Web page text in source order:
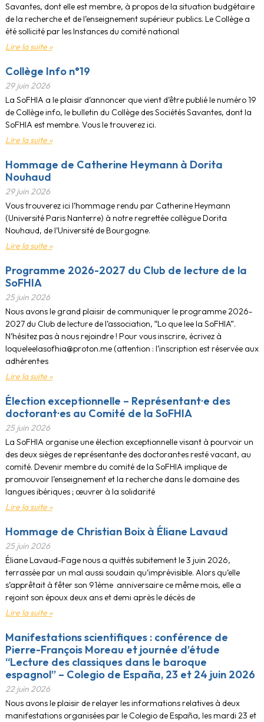
Savantes, dont elle est membre, à propos de la situation budgétaire
de la recherche et de l’enseignement supérieur publics. Le Collège a
été sollicité par les Instances du comité national
Lire la suite »
Collège Info n°19
29 juin 2026
La SoFHIA a le plaisir d’annoncer que vient d’être publié le numéro 19
de Collège info, le bulletin du Collège des Sociétés Savantes, dont la
SoFHIA est membre. Vous le trouverez ici.
Lire la suite »
Hommage de Catherine Heymann à Dorita
Nouhaud
29 juin 2026
Vous trouverez ici l’hommage rendu par Catherine Heymann
(Université Paris Nanterre) à notre regrettée collègue Dorita
Nouhaud, de l’Université de Bourgogne.
Lire la suite »
Programme 2026-2027 du Club de lecture de la
SoFHIA
25 juin 2026
Nous avons le grand plaisir de communiquer le programme 2026-
2027 du Club de lecture de l’association, “Lo que lee la SoFHIA”.
N’hésitez pas à nous rejoindre ! Pour vous inscrire, écrivez à
loqueleelasofhia@proton.me (attention : l’inscription est réservée aux
adhérent·e·s
Lire la suite »
Élection exceptionnelle – Représentant·e des
doctorant·es au Comité de la SoFHIA
25 juin 2026
La SoFHIA organise une élection exceptionnelle visant à pourvoir un
des deux sièges de représentant·e des doctorant·es resté vacant, au
comité. Devenir membre du comité de la SoFHIA implique de
promouvoir l’enseignement et la recherche dans le domaine des
langues ibériques ; œuvrer à la solidarité
Lire la suite »
Hommage de Christian Boix à Éliane Lavaud
25 juin 2026
Éliane Lavaud-Fage nous a quittés subitement le 3 juin 2026,
terrassée par un mal aussi soudain qu’imprévisible. Alors qu’elle
s’apprêtait à fêter son 91ème anniversaire ce même mois, elle a
rejoint son époux deux ans et demi après le décès de
Lire la suite »
Manifestations scientifiques : conférence de
Pierre-François Moreau et journée d’étude
“Lecture des classiques dans le baroque
espagnol” – Colegio de España, 23 et 24 juin 2026
22 juin 2026
Nous avons le plaisir de relayer les informations relatives à deux
manifestations organisées par le Colegio de España, les mardi 23 et